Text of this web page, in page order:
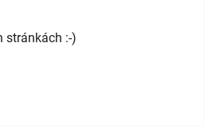
z 5 hvězdiček.
stránkách :-)
z 5 hvězdiček.